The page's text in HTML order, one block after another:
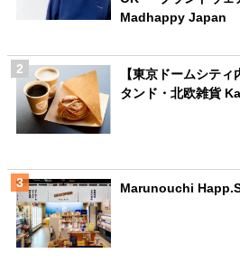
Madhappy Japan
【東京ドームシテ
タンド・北欧雑貨
Marunouchi